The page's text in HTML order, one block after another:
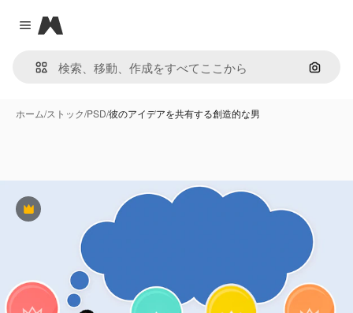
Close menu
Magnific
画像で
ホーム/ストック/PSD/彼のアイデアを共有する創造的な男
Premium